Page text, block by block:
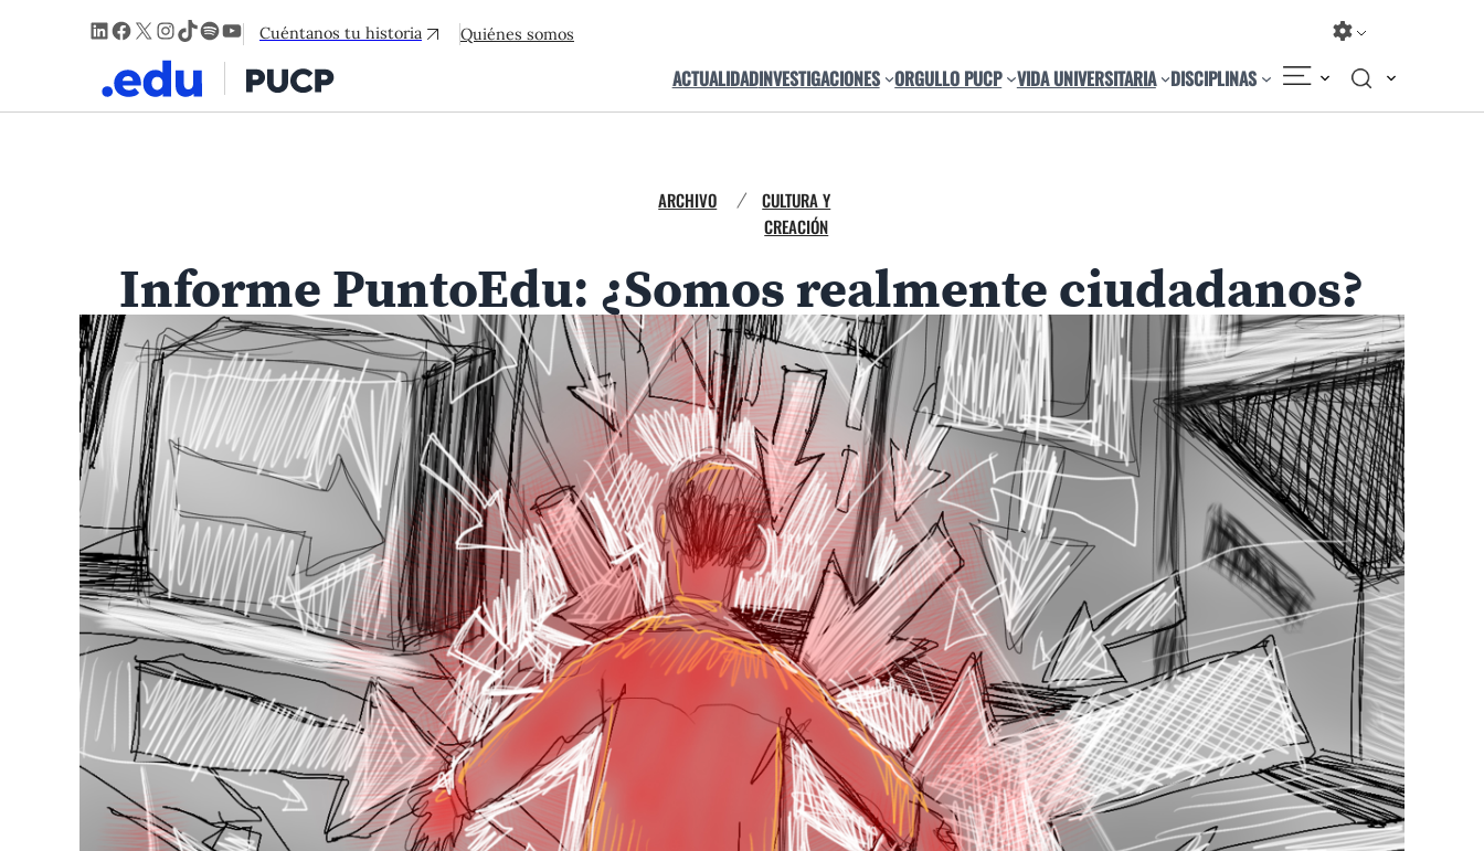
LinkedIn
Facebook
X Instagram
TikTok
Spotify
YouTube
Cuéntanos tu historia Quiénes somos
ACTUALIDADINVESTIGACIONES ORGULLO PUCP VIDA UNIVERSITARIA DISCIPLINAS
ARCHIVO /
CULTURA Y
CREACIÓN
Informe PuntoEdu: ¿Somos realmente ciudadanos?